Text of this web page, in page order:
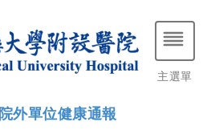
院外單位健康通報
主選單